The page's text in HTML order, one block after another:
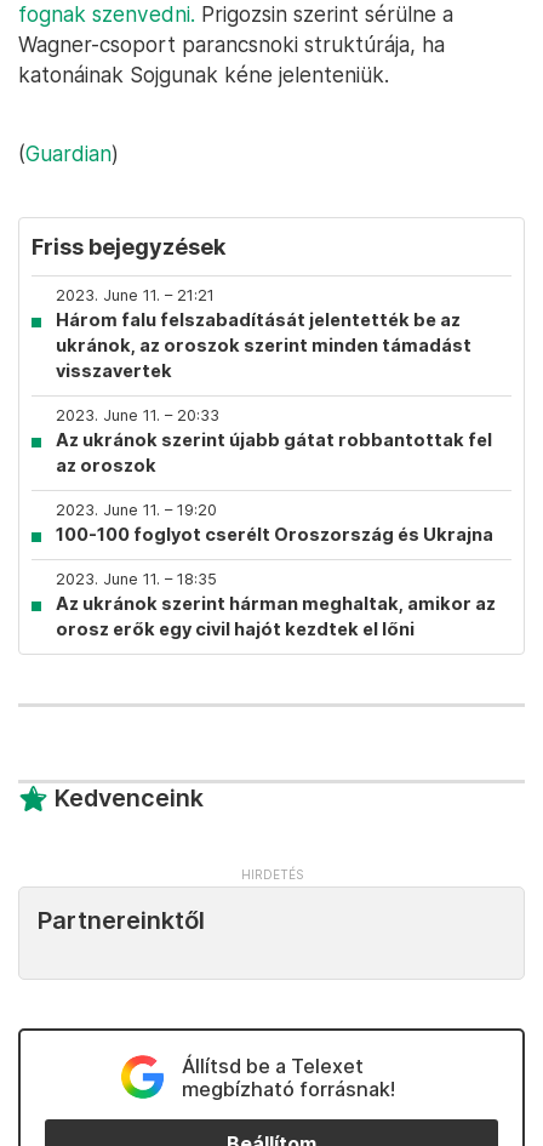
fognak szenvedni. Prigozsin szerint sérülne a
Wagner-csoport parancsnoki struktúrája, ha
katonáinak Sojgunak kéne jelenteniük.
(Guardian)
Friss bejegyzések
2023. June 11. – 21:21
Három falu felszabadítását jelentették be az
ukránok, az oroszok szerint minden támadást
visszavertek
2023. June 11. – 20:33
Az ukránok szerint újabb gátat robbantottak fel
az oroszok
2023. June 11. – 19:20
100-100 foglyot cserélt Oroszország és Ukrajna
2023. June 11. – 18:35
Az ukránok szerint hárman meghaltak, amikor az
orosz erők egy civil hajót kezdtek el lőni
Kedvenceink
Partnereinktől
Állítsd be a Telexet
megbízható forrásnak!